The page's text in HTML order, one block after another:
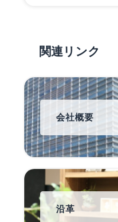
関連リンク
会社概要
沿革